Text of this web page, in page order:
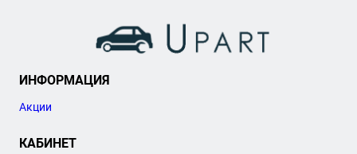
ИНФОРМАЦИЯ
Акции
КАБИНЕТ